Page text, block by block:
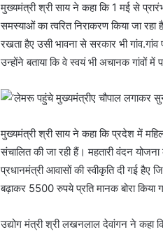
मुख्यमंत्री श्री साय ने कहा कि 1 मई से
समस्याओं का त्वरित निराकरण किया जा
रखता हैए उसी भावना से सरकार भी
उन्होंने बताया कि वे स्वयं भी अचानक
मुख्यमंत्री श्री साय ने कहा कि प्रदेश में
संचालित की जा रही हैं। महतारी वंदन
प्रधानमंत्री आवासों की स्वीकृति दी गई
बढ़ाकर 5500 रुपये प्रति मानक बोरा किया
उद्योग मंत्री श्री लखनलाल देवांगन ने कहा